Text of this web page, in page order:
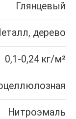
Глянцевый
дерево
0,1-0,24 кг/м²
Нитроэмаль